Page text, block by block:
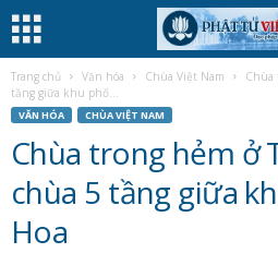
Trang chủ Văn hóa Chùa Việt Nam
Chùa
tầng giữa khu phố...
VĂN HÓA CHÙA VIỆT NAM
Chùa trong hẻm ở
chùa 5 tầng giữa
Hoa